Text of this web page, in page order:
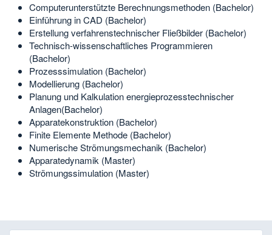
Computerunterstützte Berechnungsmethoden (Bachelor)
Einführung in CAD (Bachelor)
Erstellung verfahrenstechnischer Fließbilder (Bachelor)
Technisch-wissenschaftliches Programmieren
(Bachelor)
Prozesssimulation (Bachelor)
Modellierung (Bachelor)
Planung und Kalkulation energieprozesstechnischer
Anlagen(Bachelor)
Apparatekonstruktion (Bachelor)
Finite Elemente Methode (Bachelor)
Numerische Strömungsmechanik (Bachelor)
Apparatedynamik (Master)
Strömungssimulation (Master)